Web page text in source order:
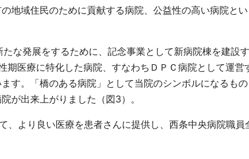
地域住民のために貢献する病院、公益性の高い病院と
な発展をするために、記念事業として新病院棟を建設
期医療に特化した病院、すなわちＤＰＣ病院として運営
す。「橋のある病院」として当院のシンボルになるも
が出来上がりました（図3）。
、より良い医療を患者さんに提供し、西条中央病院職員